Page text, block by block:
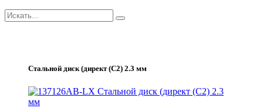
Стальной диск (директ (C2) 2.3 мм